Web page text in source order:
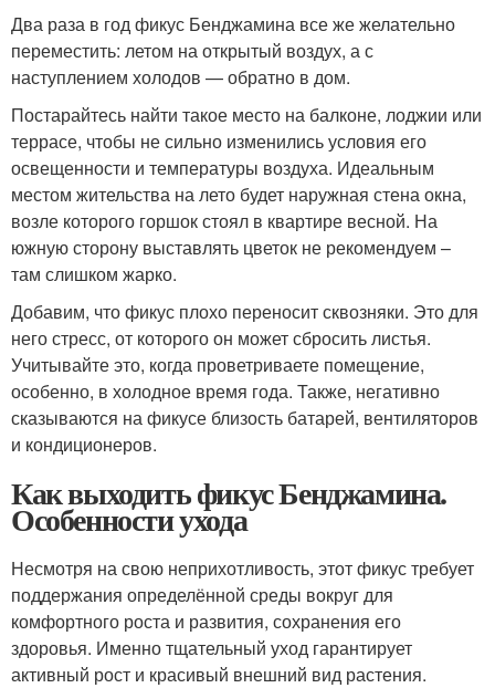
Два раза в год фикус Бенджамина все же желательно
переместить: летом на открытый воздух, а с
наступлением холодов — обратно в дом.
Постарайтесь найти такое место на балконе, лоджии или
террасе, чтобы не сильно изменились условия его
освещенности и температуры воздуха. Идеальным
местом жительства на лето будет наружная стена окна,
возле которого горшок стоял в квартире весной. На
южную сторону выставлять цветок не рекомендуем –
там слишком жарко.
Добавим, что фикус плохо переносит сквозняки. Это для
него стресс, от которого он может сбросить листья.
Учитывайте это, когда проветриваете помещение,
особенно, в холодное время года. Также, негативно
сказываются на фикусе близость батарей, вентиляторов
и кондиционеров.
Как выходить фикус Бенджамина.
Особенности ухода
Несмотря на свою неприхотливость, этот фикус требует
поддержания определённой среды вокруг для
комфортного роста и развития, сохранения его
здоровья. Именно тщательный уход гарантирует
активный рост и красивый внешний вид растения.